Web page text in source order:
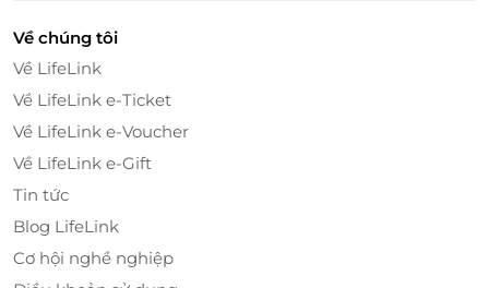
Không Gian Lẩu Đài - Màu Sắc, Sáng Tạo,
Tuyệt Vời Cho Những Bức Ảnh Sống Ảo
Không chỉ nổi bật với thực đơn phong phú, không
gian tại Cân Taiwanese Street Hotpot cũng là một
Về chúng tôi
Về LifeLink
Về LifeLink e-Ticket
Về LifeLink e-Voucher
Về LifeLink e-Gift
Tin tức
Blog LifeLink
Cơ hội nghề nghiệp